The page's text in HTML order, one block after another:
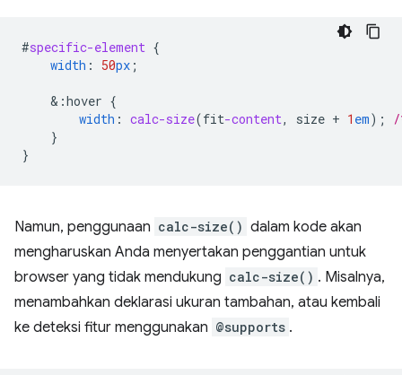
#specific-element {
width : 50px ;
& :hover {
width : calc-size(fit-content, size + 1 em);
}
}
Namun, penggunaan calc-size() dalam kode akan
mengharuskan Anda menyertakan penggantian untuk
browser yang tidak mendukung calc-size() . Misalnya,
menambahkan deklarasi ukuran tambahan, atau kembali
ke deteksi fitur menggunakan @supports .